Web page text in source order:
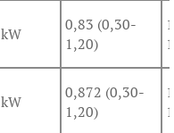
kW
0,83 (0,30-
1,20)
kW
0,872 (0,30-
1,20)